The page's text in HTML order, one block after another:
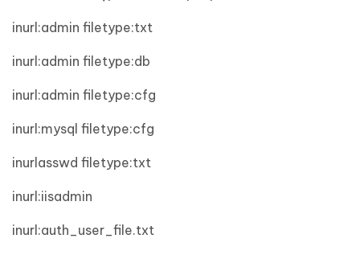
inurl:admin filetype:txt
inurl:admin filetype:db
inurl:admin filetype:cfg
inurl:mysql filetype:cfg
inurl asswd filetype:txt
inurl:iisadmin
inurl:auth_user_file.txt